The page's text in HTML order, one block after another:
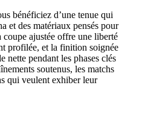
bénéficiez d’une tenue qui
et des matériaux pensés pour
ajustée offre une liberté
profilée, et la finition soignée
nette pendant les phases clés
soutenus, les matchs
qui veulent exhiber leur